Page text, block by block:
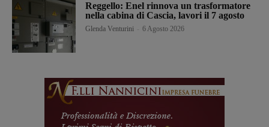
Reggello: Enel rinnova un trasformatore
nella cabina di Cascia, lavori il 7 agosto
Glenda Venturini 6 Agosto 2026